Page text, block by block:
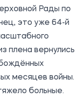
Рады по
это уже 64-й
плена вернулись
месяцев войны.
больные.